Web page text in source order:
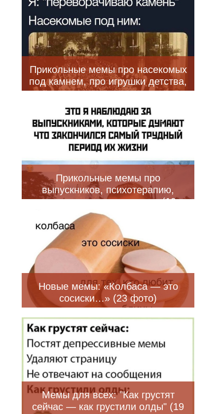
Прикольные мемы про насекомых
под камнем, про игрушки детства,
про интересные истории и многое
другое (22 фото)
Прикольные мемы про
выпускников, психотерапию,
черешню и многое другое (19
фото)
Новые мемы: «Колбаса — это
сосиски…» (23 фото)
Мемы для всех: "Как грустят
сейчас — как грустили олды" (19